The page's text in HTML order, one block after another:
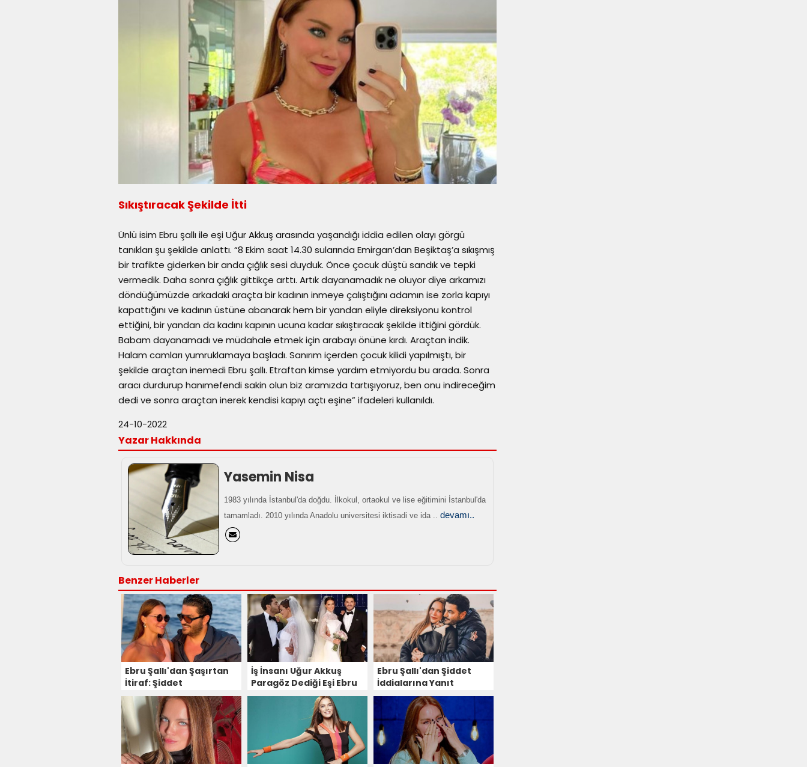
Sıkıştıracak Şekilde İtti
Ünlü isim Ebru şallı ile eşi Uğur Akkuş arasında yaşandığı iddia edilen olayı görgü
tanıkları şu şekilde anlattı. “8 Ekim saat 14.30 sularında Emirgan’dan Beşiktaş’a sıkışmış
bir trafikte giderken bir anda çığlık sesi duyduk. Önce çocuk düştü sandık ve tepki
vermedik. Daha sonra çığlık gittikçe arttı. Artık dayanamadık ne oluyor diye arkamızı
döndüğümüzde arkadaki araçta bir kadının inmeye çalıştığını adamın ise zorla kapıyı
kapattığını ve kadının üstüne abanarak hem bir yandan eliyle direksiyonu kontrol
ettiğini, bir yandan da kadını kapının ucuna kadar sıkıştıracak şekilde ittiğini gördük.
Babam dayanamadı ve müdahale etmek için arabayı önüne kırdı. Araçtan indik.
Halam camları yumruklamaya başladı. Sanırım içerden çocuk kilidi yapılmıştı, bir
şekilde araçtan inemedi Ebru şallı. Etraftan kimse yardım etmiyordu bu arada. Sonra
aracı durdurup hanımefendi sakin olun biz aramızda tartışıyoruz, ben onu indireceğim
dedi ve sonra araçtan inerek kendisi kapıyı açtı eşine” ifadeleri kullanıldı.
24-10-2022
Yazar Hakkında
Yasemin Nisa
1983 yılında İstanbul'da doğdu. İlkokul, ortaokul ve lise eğitimini İstanbul'da
tamamladı. 2010 yılında Anadolu universitesi iktisadi ve ida .. devamı..
Benzer Haberler
Ebru Şallı'dan Şaşırtan
İtiraf: Şiddet
Görüyorum
İş İnsanı Uğur Akkuş
Paragöz Dediği Eşi Ebru
Şallı İle Boşanmaktan
Ebru Şallı'dan Şiddet
İddialarına Yanıt